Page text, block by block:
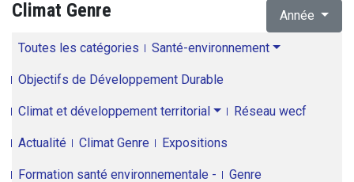
Climat Genre Année
Toutes les catégories Santé-environnement
Objectifs de Développement Durable
Climat et développement territorial Réseau wecf
Actualité Climat Genre Expositions
Formation santé environnementale - Genre